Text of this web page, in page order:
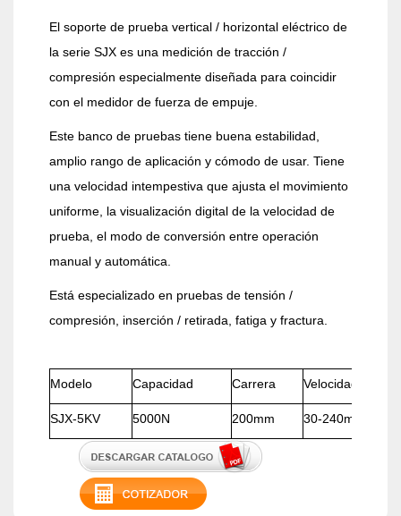
El soporte de prueba vertical / horizontal eléctrico de
la serie SJX es una medición de tracción /
compresión especialmente diseñada para coincidir
con el medidor de fuerza de empuje.
Este banco de pruebas tiene buena estabilidad,
amplio rango de aplicación y cómodo de usar. Tiene
una velocidad intempestiva que ajusta el movimiento
uniforme, la visualización digital de la velocidad de
prueba, el modo de conversión entre operación
manual y automática.
Está especializado en pruebas de tensión /
compresión, inserción / retirada, fatiga y fractura.
Modelo Capacidad Carrera Velocidad
SJX-5KV 5000N 200mm 30-240mm/min